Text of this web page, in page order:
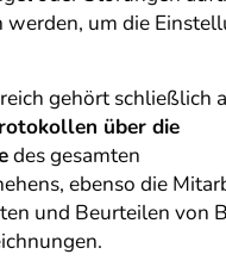
werden, um die
gehört schließlich
über die
des gesamten
ebenso die
und Beurteilen von